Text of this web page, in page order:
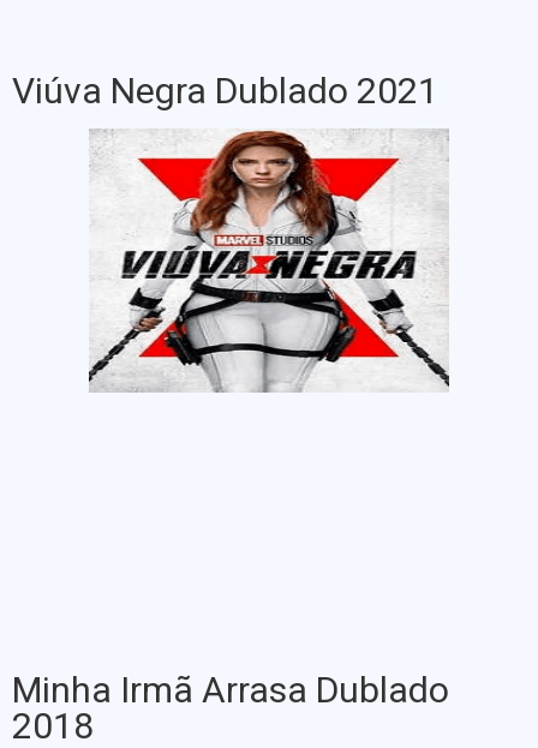
Viúva Negra Dublado 2021
Minha Irmã Arrasa Dublado
2018